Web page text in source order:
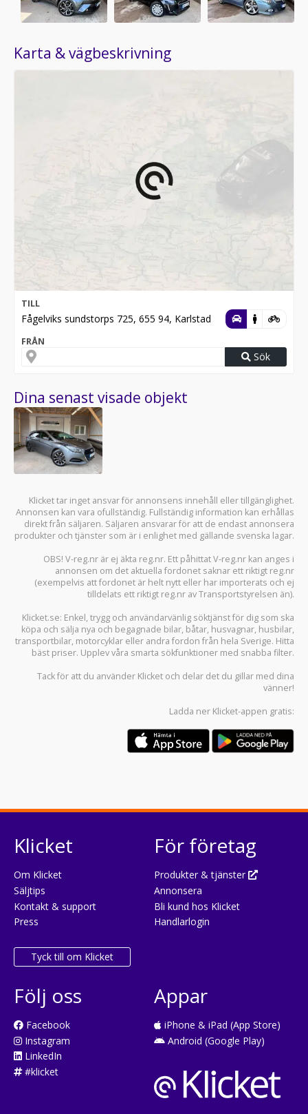
Karta & vägbeskrivning
TILL
Fågelviks sundstorps 725, 655 94, Karlstad
FRÅN
Sök
Dina senast visade objekt
Klicket tar inget ansvar för annonsens innehåll eller tillgänglighet.
Annonsen kan vara ofullständig. Fullständig information kan erhållas
direkt från säljaren. Säljaren ansvarar för att de endast annonsera
produkter och tjänster som är i enlighet med gällande svenska lagar.
OBS! V-reg.nr är ej äkta reg.nr. Ett påhittat V-reg.nr kan anges i
annonsen om det aktuella fordonet saknar ett riktigt reg.nr
(exempelvis att fordonet är helt nytt eller har importerats och ej
tilldelats ett riktigt reg.nr av Transportstyrelsen än).
Klicket.se: Enkel, trygg och användarvänlig söktjänst för dig som ska
köpa och sälja nya och begagnade bilar, båtar, husvagnar, husbilar,
transportbilar, motorcyklar eller andra fordon från hela Sverige. Hitta
bäst priser. Upplev våra smarta sökfunktioner med snabba filter.
Tack för att du använder Klicket och delar det du gillar med dina
vänner!
Ladda ner Klicket-appen gratis:
Klicket
Om Klicket
Säljtips
Kontakt & support
Press
Tyck till om Klicket
För företag
Produkter & tjänster
Annonsera
Bli kund hos Klicket
Handlarlogin
Följ oss
Facebook
Instagram
LinkedIn
#klicket
Appar
iPhone & iPad (App Store)
Android (Google Play)